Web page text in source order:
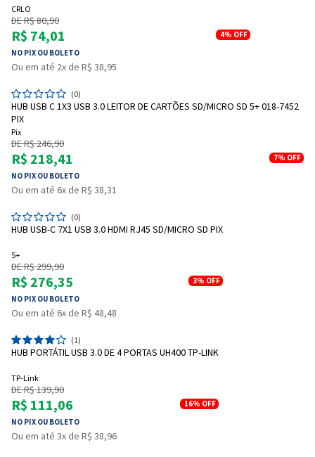
CRLO
DE R$ 80,90
R$ 74,01
NO PIX OU BOLETO
4% OFF
Ou em até 2x de R$ 38,95
(0)
HUB USB C 1X3 USB 3.0 LEITOR DE CARTÕES SD/MICRO SD 5+ 018-7452
PIX
Pix
DE R$ 246,90
R$ 218,41
NO PIX OU BOLETO
7% OFF
Ou em até 6x de R$ 38,31
(0)
HUB USB-C 7X1 USB 3.0 HDMI RJ45 SD/MICRO SD PIX
5+
DE R$ 299,90
R$ 276,35
NO PIX OU BOLETO
3% OFF
Ou em até 6x de R$ 48,48
(1)
HUB PORTÁTIL USB 3.0 DE 4 PORTAS UH400 TP-LINK
TP-Link
DE R$ 139,90
R$ 111,06
NO PIX OU BOLETO
16% OFF
Ou em até 3x de R$ 38,96